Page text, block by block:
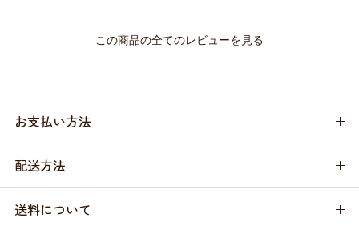
この商品の全てのレビューを見る
お支払い方法
配送方法
送料について